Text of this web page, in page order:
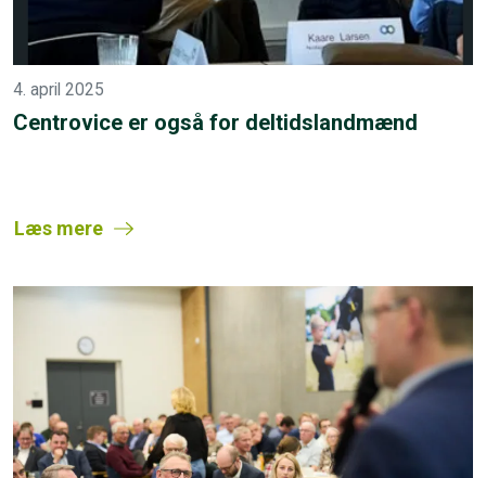
4. april 2025
Centrovice er også for deltidslandmænd
Læs mere